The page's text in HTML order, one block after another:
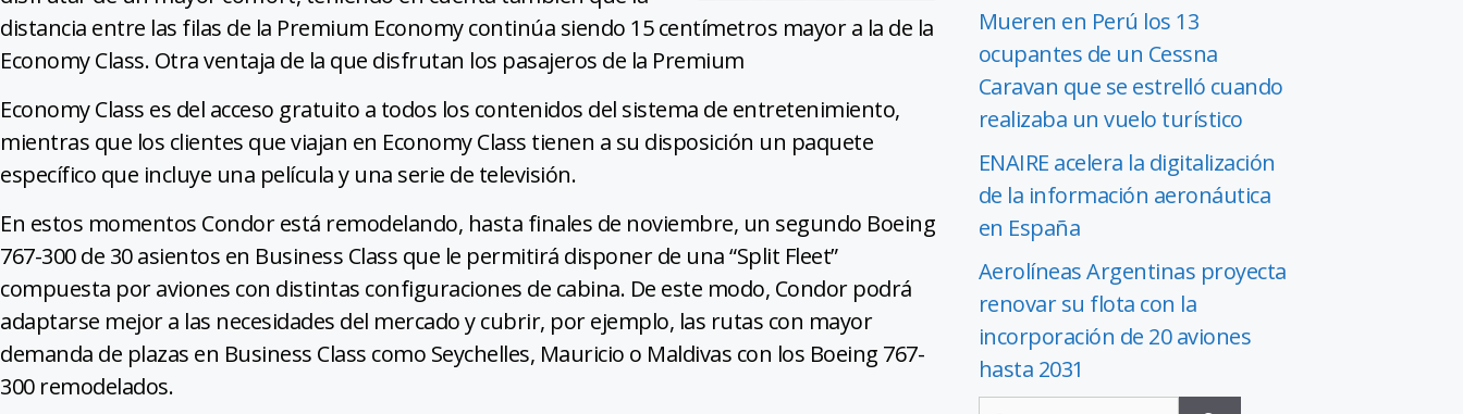
distancia entre las filas de la Premium Economy continúa siendo 15 centímetros mayor a la de la
Economy Class. Otra ventaja de la que disfrutan los pasajeros de la Premium
Economy Class es del acceso gratuito a todos los contenidos del sistema de entretenimiento,
mientras que los clientes que viajan en Economy Class tienen a su disposición un paquete
específico que incluye una película y una serie de televisión.
En estos momentos Condor está remodelando, hasta finales de noviembre, un segundo Boeing
767-300 de 30 asientos en Business Class que le permitirá disponer de una “Split Fleet”
compuesta por aviones con distintas configuraciones de cabina. De este modo, Condor podrá
adaptarse mejor a las necesidades del mercado y cubrir, por ejemplo, las rutas con mayor
demanda de plazas en Business Class como Seychelles, Mauricio o Maldivas con los Boeing 767-
300 remodelados.
Mueren en Perú los 13
ocupantes de un Cessna
Caravan que se estrelló cuando
realizaba un vuelo turístico
ENAIRE acelera la digitalización
de la información aeronáutica
en España
Aerolíneas Argentinas proyecta
renovar su flota con la
incorporación de 20 aviones
hasta 2031